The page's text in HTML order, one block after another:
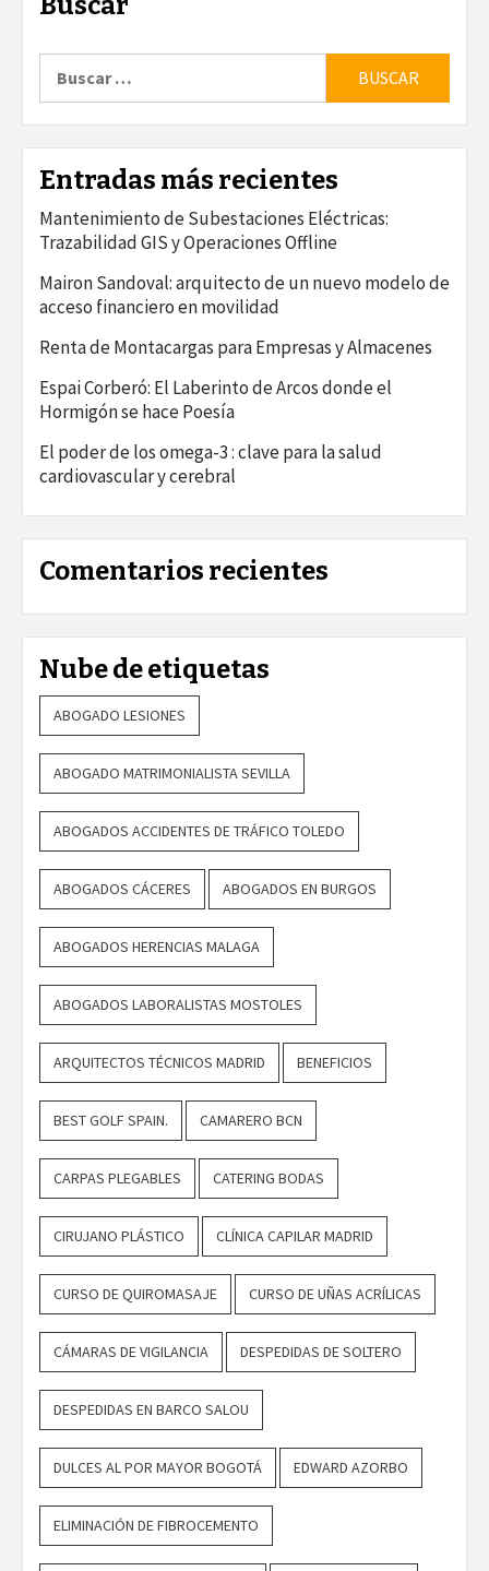
Entradas más recientes
Mantenimiento de Subestaciones Eléctricas:
Trazabilidad GIS y Operaciones Offline
Mairon Sandoval: arquitecto de un nuevo modelo de
acceso financiero en movilidad
Renta de Montacargas para Empresas y Almacenes
Espai Corberó: El Laberinto de Arcos donde el
Hormigón se hace Poesía
El poder de los omega-3 : clave para la salud
cardiovascular y cerebral
Comentarios recientes
Nube de etiquetas
ABOGADO LESIONES
ABOGADO MATRIMONIALISTA SEVILLA
ABOGADOS ACCIDENTES DE TRÁFICO TOLEDO
ABOGADOS CÁCERES ABOGADOS EN BURGOS
ABOGADOS HERENCIAS MALAGA
ABOGADOS LABORALISTAS MOSTOLES
ARQUITECTOS TÉCNICOS MADRID BENEFICIOS
BEST GOLF SPAIN. CAMARERO BCN
CARPAS PLEGABLES CATERING BODAS
CIRUJANO PLÁSTICO CLÍNICA CAPILAR MADRID
CURSO DE QUIROMASAJE CURSO DE UÑAS ACRÍLICAS
CÁMARAS DE VIGILANCIA DESPEDIDAS DE SOLTERO
DESPEDIDAS EN BARCO SALOU
DULCES AL POR MAYOR BOGOTÁ EDWARD AZORBO
ELIMINACIÓN DE FIBROCEMENTO